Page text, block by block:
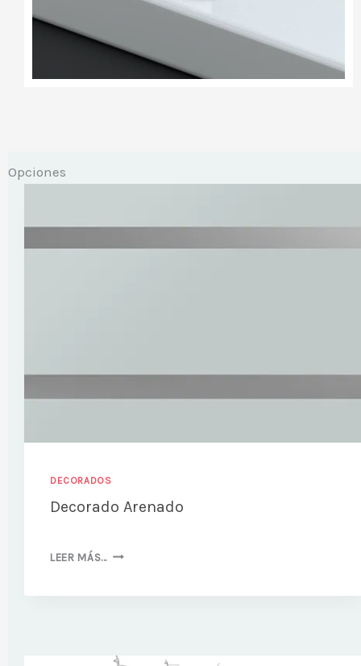
Opciones
DECORADOS
Decorado Arenado
LEER MÁS… DECORADO